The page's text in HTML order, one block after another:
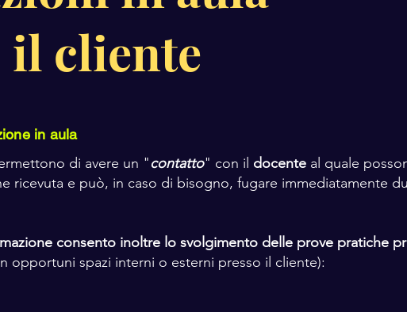
il cliente
in aula
di avere un "contatto" con il docente al quale
ricevuta e può, in caso di bisogno, fugare immediatamente
consento inoltre lo svolgimento delle prove pratiche
opportuni spazi interni o esterni presso il cliente):